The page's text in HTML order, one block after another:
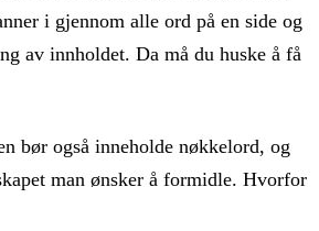
i gjennom alle ord på en side og
av innholdet. Da må du huske å få
bør også inneholde nøkkelord, og
man ønsker å formidle. Hvorfor